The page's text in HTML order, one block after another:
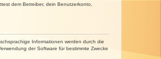
dem Betreiber, dein Benutzerkonto,
Informationen werden durch die
der Software für bestimmte Zwecke